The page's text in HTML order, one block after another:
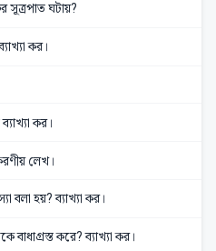
সূত্রপাত ঘটায়?
কর।
কর।
লেখ।
বলা হয়? ব্যাখ্যা কর।
বাধাগ্রস্ত করে? ব্যাখ্যা কর।